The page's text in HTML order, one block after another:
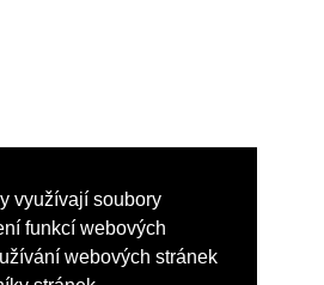
využívají soubory
funkcí webových
webových stránek